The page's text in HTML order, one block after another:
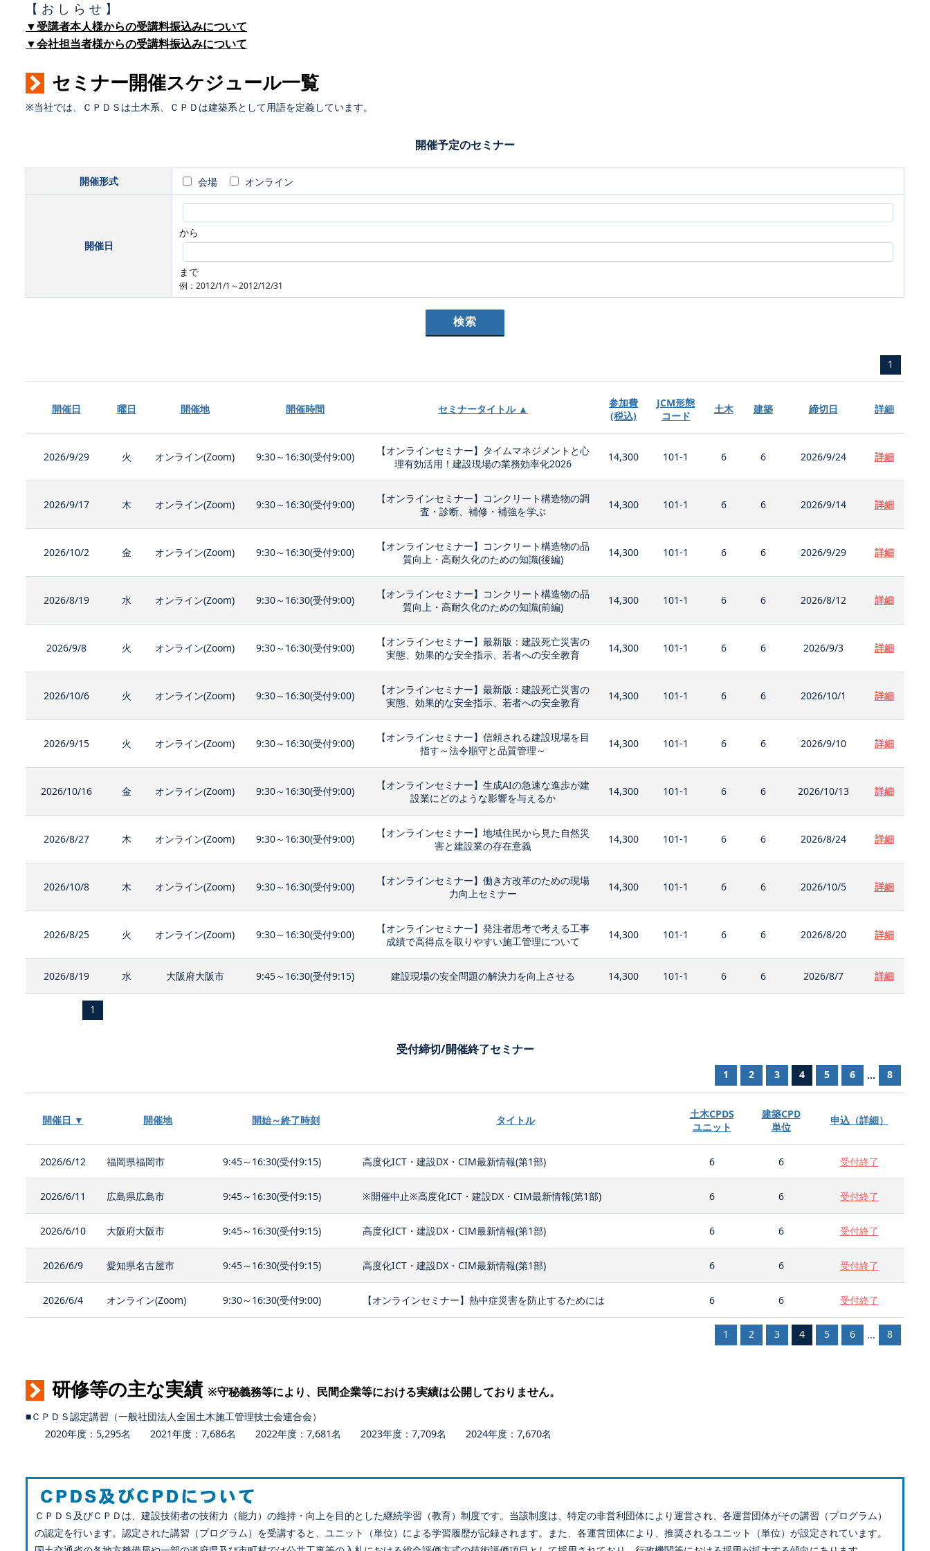
【 お し ら せ 】
▼受講者本人様からの受講料振込みについて
▼会社担当者様からの受講料振込みについて
セミナー開催スケジュール一覧
※当社では、ＣＰＤＳは土木系、ＣＰＤは建築系として用語を定義しています。
開催予定のセミナー
開催形式 会場 オンライン
開催日
から
まで
例：2012/1/1～2012/12/31
1
開催日 曜日 開催地 開催時間 セミナータイトル ▲
参加費
(税込)
JCM形態
コード
土木 建築 締切日 詳細
2026/9/29 火 オンライン(Zoom) 9:30～16:30(受付9:00)
【オンラインセミナー】タイムマネジメントと心
理有効活用！建設現場の業務効率化2026
14,300 101-1 6 6 2026/9/24 詳細
2026/9/17 木 オンライン(Zoom) 9:30～16:30(受付9:00)
【オンラインセミナー】コンクリート構造物の調
査・診断、補修・補強を学ぶ
14,300 101-1 6 6 2026/9/14 詳細
2026/10/2 金 オンライン(Zoom) 9:30～16:30(受付9:00)
【オンラインセミナー】コンクリート構造物の品
質向上・高耐久化のための知識(後編)
14,300 101-1 6 6 2026/9/29 詳細
2026/8/19 水 オンライン(Zoom) 9:30～16:30(受付9:00)
【オンラインセミナー】コンクリート構造物の品
質向上・高耐久化のための知識(前編)
14,300 101-1 6 6 2026/8/12 詳細
2026/9/8 火 オンライン(Zoom) 9:30～16:30(受付9:00)
【オンラインセミナー】最新版：建設死亡災害の
実態、効果的な安全指示、若者への安全教育
14,300 101-1 6 6 2026/9/3 詳細
2026/10/6 火 オンライン(Zoom) 9:30～16:30(受付9:00)
【オンラインセミナー】最新版：建設死亡災害の
実態、効果的な安全指示、若者への安全教育
14,300 101-1 6 6 2026/10/1 詳細
2026/9/15 火 オンライン(Zoom) 9:30～16:30(受付9:00)
【オンラインセミナー】信頼される建設現場を目
指す～法令順守と品質管理～
14,300 101-1 6 6 2026/9/10 詳細
2026/10/16 金 オンライン(Zoom) 9:30～16:30(受付9:00)
【オンラインセミナー】生成AIの急速な進歩が建
設業にどのような影響を与えるか
14,300 101-1 6 6 2026/10/13 詳細
2026/8/27 木 オンライン(Zoom) 9:30～16:30(受付9:00)
【オンラインセミナー】地域住民から見た自然災
害と建設業の存在意義
14,300 101-1 6 6 2026/8/24 詳細
2026/10/8 木 オンライン(Zoom) 9:30～16:30(受付9:00)
【オンラインセミナー】働き方改革のための現場
力向上セミナー
14,300 101-1 6 6 2026/10/5 詳細
2026/8/25 火 オンライン(Zoom) 9:30～16:30(受付9:00)
【オンラインセミナー】発注者思考で考える工事
成績で高得点を取りやすい施工管理について
14,300 101-1 6 6 2026/8/20 詳細
2026/8/19 水 大阪府大阪市 9:45～16:30(受付9:15) 建設現場の安全問題の解決力を向上させる 14,300 101-1 6 6 2026/8/7 詳細
1
受付締切/開催終了セミナー
1 2 3 4 5 6 ... 8
開催日 ▼ 開催地 開始～終了時刻 タイトル
土木CPDS
ユニット
建築CPD
単位
申込（詳細）
2026/6/12 福岡県福岡市 9:45～16:30(受付9:15) 高度化ICT・建設DX・CIM最新情報(第1部) 6 6 受付終了
2026/6/11 広島県広島市 9:45～16:30(受付9:15) ※開催中止※高度化ICT・建設DX・CIM最新情報(第1部) 6 6 受付終了
2026/6/10 大阪府大阪市 9:45～16:30(受付9:15) 高度化ICT・建設DX・CIM最新情報(第1部) 6 6 受付終了
2026/6/9 愛知県名古屋市 9:45～16:30(受付9:15) 高度化ICT・建設DX・CIM最新情報(第1部) 6 6 受付終了
2026/6/4 オンライン(Zoom) 9:30～16:30(受付9:00) 【オンラインセミナー】熱中症災害を防止するためには 6 6 受付終了
1 2 3 4 5 6 ... 8
研修等の主な実績 ※守秘義務等により、民間企業等における実績は公開しておりません。
■ＣＰＤＳ認定講習（一般社団法人全国土木施工管理技士会連合会）
2020年度：5,295名 2021年度：7,686名 2022年度：7,681名 2023年度：7,709名 2024年度：7,670名
ＣＰＤＳ及びＣＰＤは、建設技術者の技術力（能力）の維持・向上を目的とした継続学習（教育）制度です。当該制度は、特定の非営利団体により運営され、各運営団体がその講習（プログラム）
の認定を行います。認定された講習（プログラム）を受講すると、ユニット（単位）による学習履歴が記録されます。また、各運営団体により、推奨されるユニット（単位）が設定されています。